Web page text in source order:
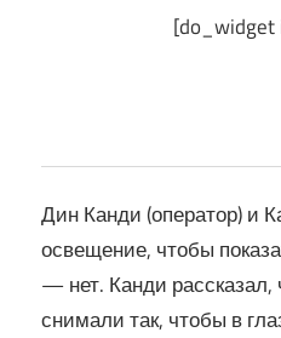
Дин Канди (оператор) и
освещение, чтобы
— нет. Канди рассказал,
снимали так, чтобы в